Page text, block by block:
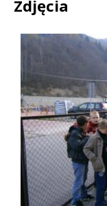
Treść
Zdjęcia